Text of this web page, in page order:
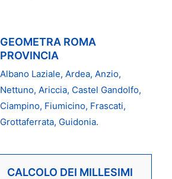
GEOMETRA ROMA
PROVINCIA
Albano Laziale, Ardea, Anzio,
Nettuno, Ariccia, Castel Gandolfo,
Ciampino, Fiumicino, Frascati,
Grottaferrata, Guidonia.
CALCOLO DEI MILLESIMI